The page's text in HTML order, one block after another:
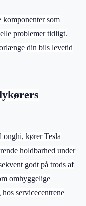
som
problemer tidligt.
din bils levetid
kører Tesla
holdbarhed under
godt på trods af
omhyggelige
servicecentrene